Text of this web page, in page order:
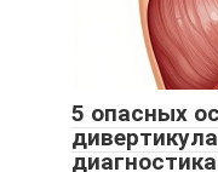
5 опасных